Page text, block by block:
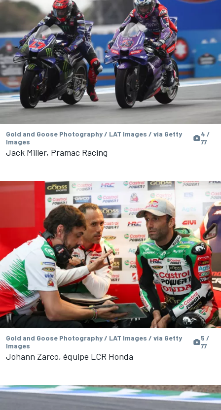
Gold and Goose Photography / LAT Images / via Getty
Images
4 /
77
Jack Miller, Pramac Racing
Gold and Goose Photography / LAT Images / via Getty
Images
5 /
77
Johann Zarco, équipe LCR Honda